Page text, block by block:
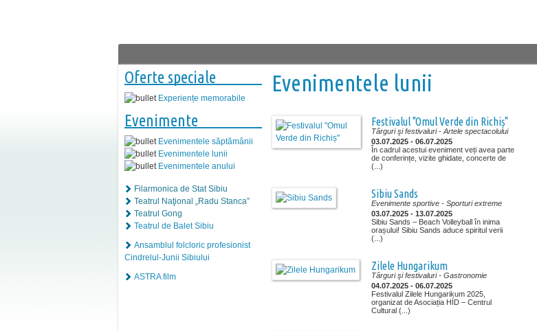
Oferte speciale
Experiențe memorabile
Evenimente
Evenimentele săptămânii
Evenimentele lunii
Evenimentele anului
Filarmonica de Stat Sibiu
Teatrul Naţional „Radu Stanca”
Teatrul Gong
Teatrul de Balet Sibiu
Ansamblul folcloric profesionist
Cindrelul-Junii Sibiului
ASTRA film
Evenimentele lunii
Festivalul "Omul Verde din Richiș"
Târguri şi festivaluri - Artele spectacolului
03.07.2025 - 06.07.2025
În cadrul acestui eveniment veți avea parte
de conferințe, vizite ghidate, concerte de
(...)
Sibiu Sands
Evenimente sportive - Sporturi extreme
03.07.2025 - 13.07.2025
Sibiu Sands – Beach Volleyball în inima
orașului! Sibiu Sands aduce spiritul verii
(...)
Zilele Hungarikum
Târguri şi festivaluri - Gastronomie
04.07.2025 - 06.07.2025
Festivalul Zilele Hungarikum 2025,
organizat de Asociația HÍD – Centrul
Cultural (...)